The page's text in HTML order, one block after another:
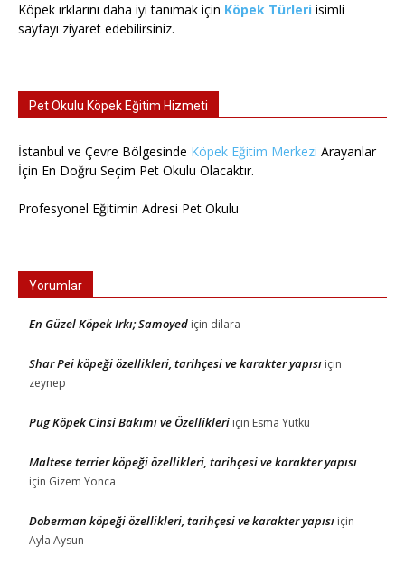
Köpek ırklarını daha iyi tanımak için Köpek Türleri isimli
sayfayı ziyaret edebilirsiniz.
Pet Okulu Köpek Eğitim Hizmeti
İstanbul ve Çevre Bölgesinde Köpek Eğitim Merkezi Arayanlar
İçin En Doğru Seçim Pet Okulu Olacaktır.
Profesyonel Eğitimin Adresi Pet Okulu
Yorumlar
En Güzel Köpek Irkı; Samoyed için dilara
Shar Pei köpeği özellikleri, tarihçesi ve karakter yapısı için
zeynep
Pug Köpek Cinsi Bakımı ve Özellikleri için Esma Yutku
Maltese terrier köpeği özellikleri, tarihçesi ve karakter yapısı
için Gizem Yonca
Doberman köpeği özellikleri, tarihçesi ve karakter yapısı için
Ayla Aysun